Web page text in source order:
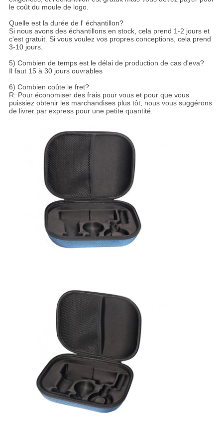
le coût du moule de logo.
Quelle est la durée de l' échantillon?
Si nous avons des échantillons en stock, cela prend 1-2 jours et
c'est gratuit. Si vous voulez vos propres conceptions, cela prend
3-10 jours.
5) Combien de temps est le délai de production de cas d'eva?
Il faut 15 à 30 jours ouvrables
6) Combien coûte le fret?
R: Pour économiser des frais pour vous et pour que vous
puissiez obtenir les marchandises plus tôt, nous vous suggérons
de livrer par express pour une petite quantité.